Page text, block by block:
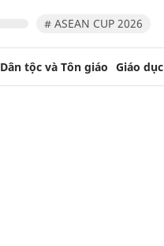
# ASEAN CUP 2026
Dân tộc và Tôn giáo Giáo dục